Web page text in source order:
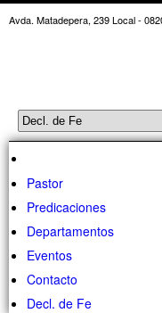
Avda. Matadepera, 239 Local -
Pastor
Predicaciones
Departamentos
Eventos
Contacto
Decl. de Fe